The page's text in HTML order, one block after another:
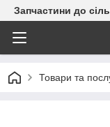
Запчастини до
Товари та